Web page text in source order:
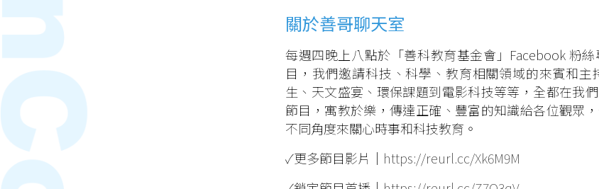
關於善哥聊天室
每週四晚上八點於「善科教育基金會」Facebook 粉
目，我們邀請科技、科學、教育相關領域的來賓和
生、天文盛宴、環保課題到電影科技等等，全都在我
節目，寓教於樂，傳達正確、豐富的知識給各位觀眾
不同角度來關心時事和科技教育。
✓更多節目影片｜ https://reurl.cc/Xk6M9M